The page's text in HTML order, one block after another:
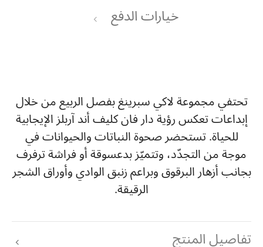
خيارات الدفع
تحتفي مجموعة لاكي سبرينغ بفصل الربيع من خلال
إبداعات تعكس رؤية دار فان كليف أند آربلز الإيجابية
للحياة. تستحضر صحوة النباتات والحيوانات في
موجة من التجدّد، وتتميّز بدعسوقة أو فراشة ترفرف
بجانب أزهار البرقوق وبراعم زنبق الوادي وأوراق الشجر
الرقيقة.
تفاصيل المنتج